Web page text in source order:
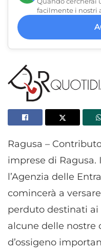
facilmente i nostri
Ragusa –
imprese di Ragusa.
l’Agenzia delle
comincerà a
perduto destinati
alcune delle nostre
d’ossigeno